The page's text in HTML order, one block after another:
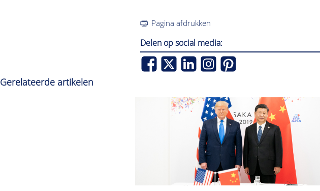
Pagina afdrukken
Delen op social media:
Gerelateerde artikelen